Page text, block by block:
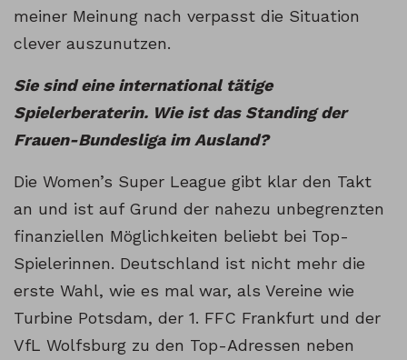
meiner Meinung nach verpasst die Situation
clever auszunutzen.
Sie sind eine international tätige
Spielerberaterin. Wie ist das Standing der
Frauen-Bundesliga im Ausland?
Die Women’s Super League gibt klar den Takt
an und ist auf Grund der nahezu unbegrenzten
finanziellen Möglichkeiten beliebt bei Top-
Spielerinnen. Deutschland ist nicht mehr die
erste Wahl, wie es mal war, als Vereine wie
Turbine Potsdam, der 1. FFC Frankfurt und der
VfL Wolfsburg zu den Top-Adressen neben